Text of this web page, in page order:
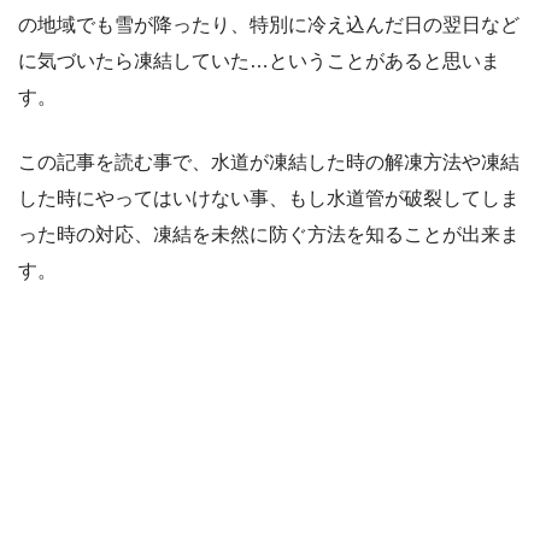
の地域でも雪が降ったり、特別に冷え込んだ日の翌日など
に気づいたら凍結していた…ということがあると思いま
す。
この記事を読む事で、水道が凍結した時の解凍方法や凍結
した時にやってはいけない事、もし水道管が破裂してしま
った時の対応、凍結を未然に防ぐ方法を知ることが出来ま
す。